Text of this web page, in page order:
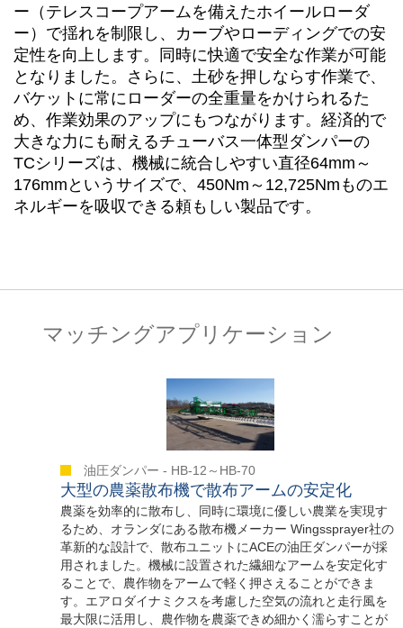
ー（テレスコープアームを備えたホイールローダ
ー）で揺れを制限し、カーブやローディングでの安
定性を向上します。同時に快適で安全な作業が可能
となりました。さらに、土砂を押しならす作業で、
バケットに常にローダーの全重量をかけられるた
め、作業効果のアップにもつながります。経済的で
大きな力にも耐えるチューバス一体型ダンパーの
TCシリーズは、機械に統合しやすい直径64mm～
176mmというサイズで、450Nm～12,725Nmものエ
ネルギーを吸収できる頼もしい製品です。
マッチングアプリケーション
油圧ダンパー - HB-12～HB-70
大型の農薬散布機で散布アームの安定化
農薬を効率的に散布し、同時に環境に優しい農業を実現す
るため、オランダにある散布機メーカー Wingssprayer社の
革新的な設計で、散布ユニットにACEの油圧ダンパーが採
用されました。機械に設置された繊細なアームを安定化す
ることで、農作物をアームで軽く押さえることができま
す。エアロダイナミクスを考慮した空気の流れと走行風を
最大限に活用し、農作物を農薬できめ細かく濡らすことが